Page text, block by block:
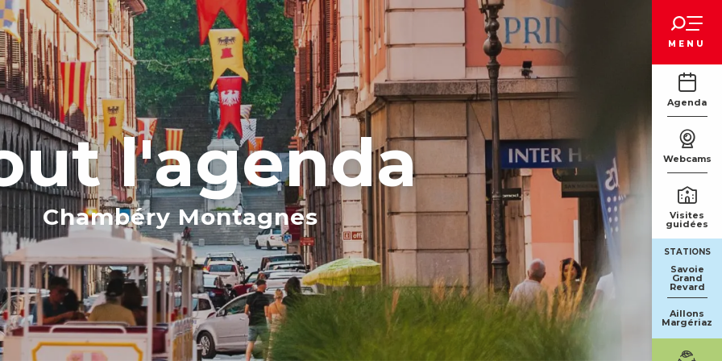
MENU
Agenda
Webcams
Visites
guidées
STATIONS
Savoie
Grand
Revard
Aillons
Margériaz
l'agenda
Chambéry Montagnes